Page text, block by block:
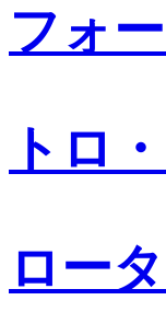
フォ
トロ
ロー